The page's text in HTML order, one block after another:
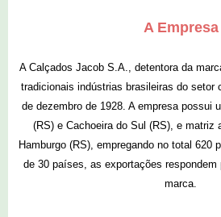
A Empresa
A Calçados Jacob S.A., detentora da
tradicionais indústrias brasileiras do setor
de dezembro de 1928. A empresa possui
(RS) e Cachoeira do Sul (RS), e matriz
Hamburgo (RS), empregando no total 620
de 30 países, as exportações
marca.